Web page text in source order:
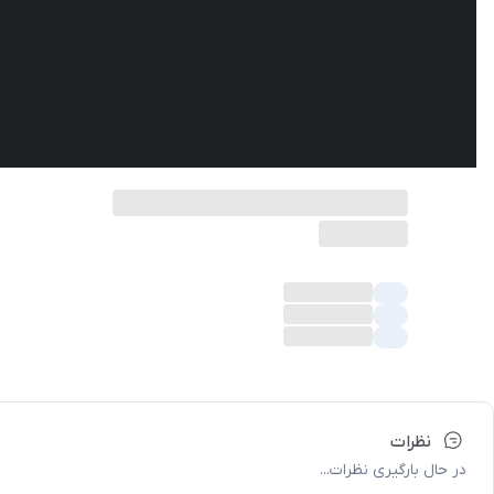
نظرات
در حال بارگیری نظرات...